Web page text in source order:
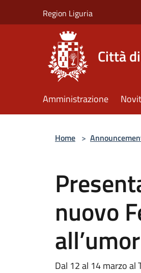
Region Liguria
Città
Amministrazione
Home >
nuovo
Dal 12 al 14 marzo al